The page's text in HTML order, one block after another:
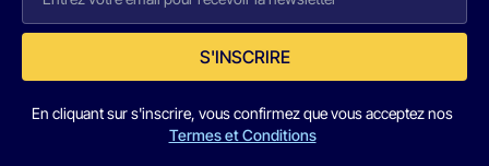
S'INSCRIRE
En cliquant sur s'inscrire, vous confirmez que vous acceptez nos
Termes et Conditions